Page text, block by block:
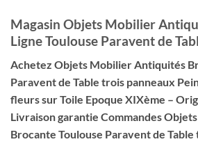
Magasin Objets Mobilier
LigneToulouse Paravent de
Achetez Objets Mobilier Antiquités
Paravent de Table trois panneaux
fleurs sur Toile Epoque XIXème –
Livraison garantie Commandes
Brocante Toulouse Paravent de